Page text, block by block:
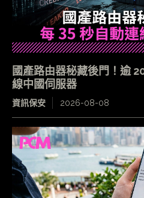
國產路由器秘藏後門！逾
線中國伺服器
資訊保安 2026-08-08